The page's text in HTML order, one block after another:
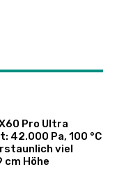
Pro Ultra
42.000 Pa, 100 °C
viel
cm Höhe